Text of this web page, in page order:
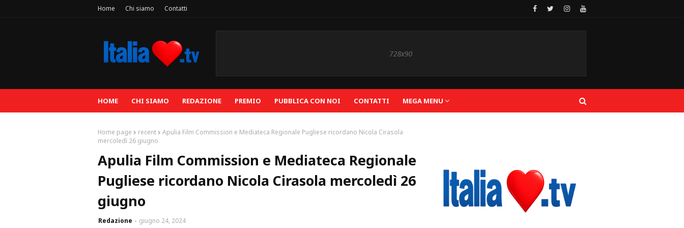
Home Chi siamo Contatti
HOME CHI SIAMO REDAZIONE PREMIO PUBBLICA CON NOI CONTATTI MEGA MENU
Home page recent
Apulia Film Commission e Mediateca Regionale Pugliese ricordano Nicola Cirasola
mercoledì 26 giugno
Apulia Film Commission e Mediateca Regionale
Pugliese ricordano Nicola Cirasola mercoledì 26
giugno
Redazione giugno 24, 2024